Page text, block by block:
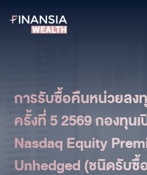
การรับซื้อคืนหน่วยลง
ครั้งที่ 5 2569 กองทุน
Nasdaq Equity
Unhedged (ชนิดรับซื้